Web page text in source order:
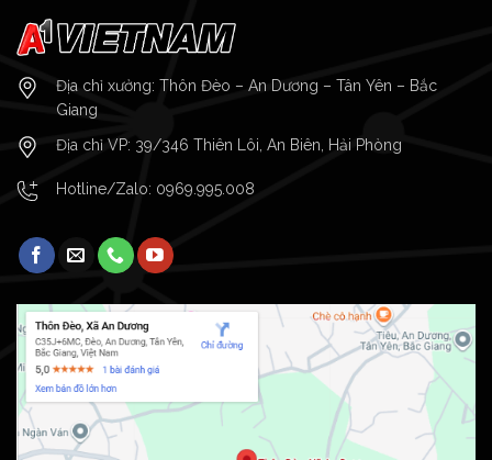
Địa chỉ xưởng: Thôn Đèo – An Dương – Tân Yên – Bắc
Giang
Địa chỉ VP: 39/346 Thiên Lôi, An Biên, Hải Phòng
Hotline/Zalo: 0969.995.008